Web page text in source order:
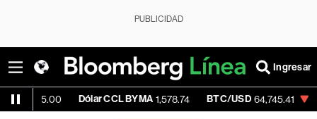
PUBLICIDAD
Ingresar
Dólar CCL BYMA 1,578.74 BTC/USD 64,745.41 -0.45%